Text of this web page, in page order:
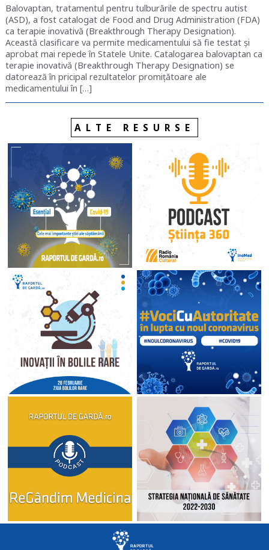
Balovaptan, tratamentul pentru tulburările de spectru autist
(ASD), a fost catalogat de Food and Drug Administration (FDA)
ca terapie inovativă (Breakthrough Therapy Designation).
Această clasificare va permite medicamentului să fie testat și
aprobat mai repede în Statele Unite. Catalogarea balovaptan ca
terapie inovativă (Breakthrough Therapy Designation) se
datorează în pricipal rezultatelor promițătoare ale
medicamentului în […]
ALTE RESURSE